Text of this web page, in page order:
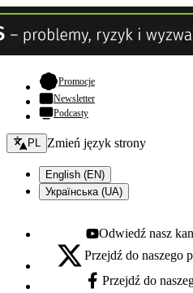
Promocje- otwiera się w nowej
Newsletter
Podcasty
Zmień język - bieżący:
PL Zmień język strony
English (EN)
Українська (UA)
Youtube - otwiera się w
Odwiedź nasz
X - otwiera się w nowej karcie
Przejdź do naszego
Facebook - otwiera się w
Przejdź do